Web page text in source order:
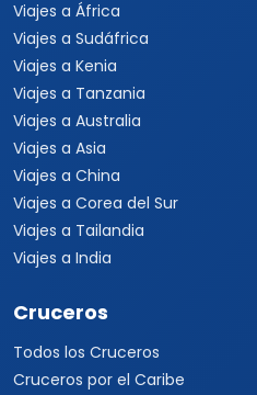
Viajes a África
Viajes a Sudáfrica
Viajes a Kenia
Viajes a Tanzania
Viajes a Australia
Viajes a Asia
Viajes a China
Viajes a Corea del Sur
Viajes a Tailandia
Viajes a India
Cruceros
Todos los Cruceros
Cruceros por el Caribe